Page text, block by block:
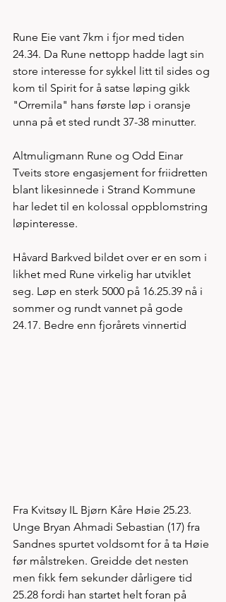
Rune Eie vant 7km i fjor med tiden
24.34. Da Rune nettopp hadde lagt sin
store interesse for sykkel litt til sides og
kom til Spirit for å satse løping gikk
"Orremila" hans første løp i oransje
unna på et sted rundt 37-38 minutter.
Altmuligmann Rune og Odd Einar
Tveits store engasjement for friidretten
blant likesinnede i Strand Kommune
har ledet til en kolossal oppblomstring
løpinteresse.
Håvard Barkved bildet over er en som i
likhet med Rune virkelig har utviklet
seg. Løp en sterk 5000 på 16.25.39 nå i
sommer og rundt vannet på gode
24.17. Bedre enn fjorårets vinnertid
Fra Kvitsøy IL Bjørn Kåre Høie 25.23.
Unge Bryan Ahmadi Sebastian (17) fra
Sandnes spurtet voldsomt for å ta Høie
før målstreken. Greidde det nesten
men fikk fem sekunder dårligere tid
25.28 fordi han startet helt foran på